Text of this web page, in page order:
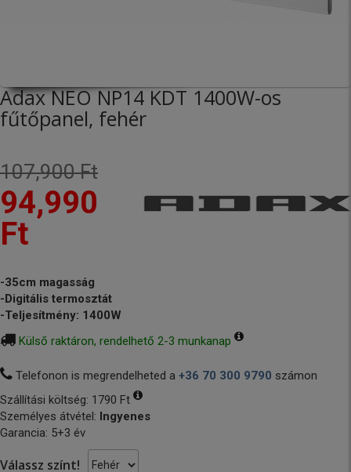
Adax NEO NP14 KDT 1400W-os
fűtőpanel, fehér
107,900 Ft
94,990
Ft
-35cm magasság
-Digitális termosztát
-Teljesítmény: 1400W
Külső raktáron, rendelhető 2-3 munkanap
Telefonon is megrendelheted a +36 70 300 9790 számon
Szállítási költség: 1790 Ft
Személyes átvétel: Ingyenes
Garancia: 5+3 év
Válassz színt!